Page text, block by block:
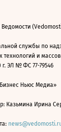
службы по
и
г. ЭЛ № ФС 77-79546
Ньюс Медиа»
Казьмина Ирина